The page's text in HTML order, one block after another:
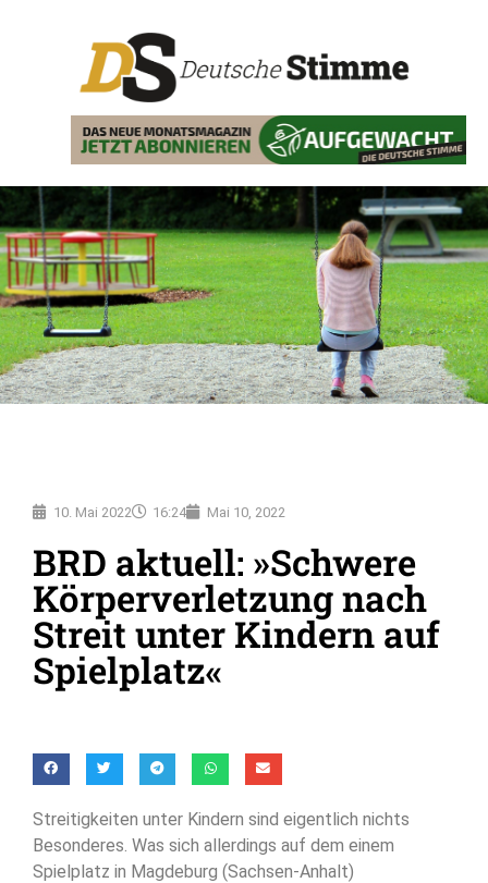
10. Mai 2022 16:24 Mai 10, 2022
BRD aktuell: »Schwere
Körperverletzung nach
Streit unter Kindern auf
Spielplatz«
Streitigkeiten unter Kindern sind eigentlich nichts
Besonderes. Was sich allerdings auf dem einem
Spielplatz in Magdeburg (Sachsen-Anhalt)